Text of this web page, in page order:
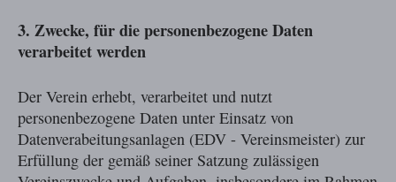
3. Zwecke, für die personenbezogene Daten
verarbeitet werden
Der Verein erhebt, verarbeitet und nutzt
personenbezogene Daten unter Einsatz von
Datenverabeitungsanlagen (EDV - Vereinsmeister) zur
Erfüllung der gemäß seiner Satzung zulässigen